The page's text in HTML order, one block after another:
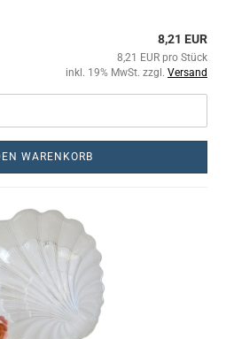
8,21 EUR
8,21 EUR pro Stück
inkl. 19% MwSt. zzgl. Versand
WARENKORB